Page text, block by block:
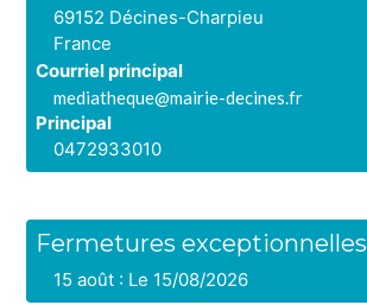
69152 Décines-Charpieu
France
Courriel principal
mediatheque@mairie-decines.fr
Principal
0472933010
Horaires
Fermetures exceptionnelles
15 août : Le 15/08/2026